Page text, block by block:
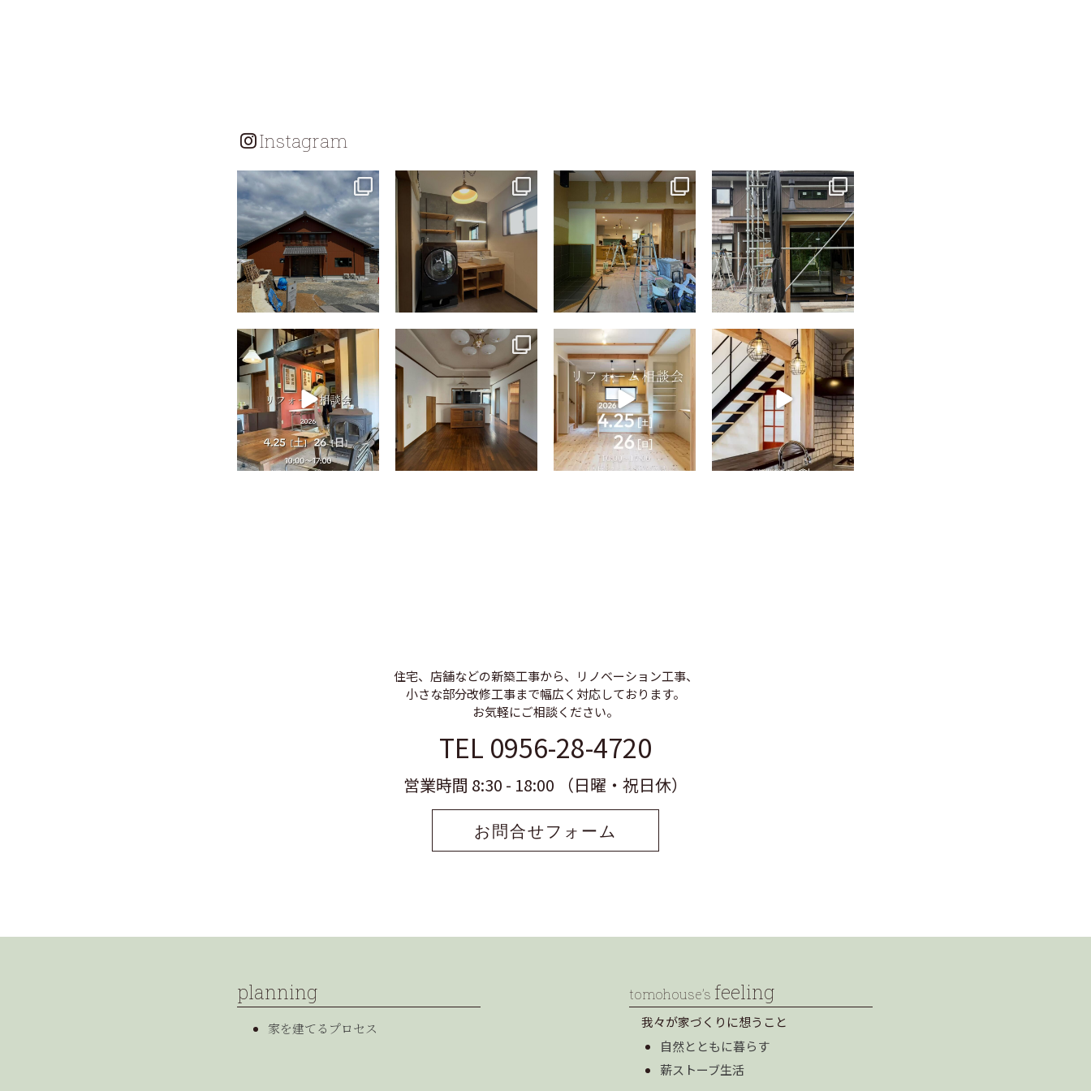
Instagram
tomohouseinc
tomohouseinc
7月 13
tomohouseinc
tomohouseinc
6月 3
tomohouseinc
4月 25
tomohouseinc
4月 9
tomohouseinc
4月 2
tomohouseinc
2月 28
住宅、店舗などの新築工事から、リノベーション工事、
小さな部分改修工事まで幅広く対応しております。
お気軽にご相談ください。
TEL 0956-28-4720
営業時間 8:30 - 18:00 （日曜・祝日休）
お問合せフォーム
planning
家を建てるプロセス
tomohouse’s feeling
我々が家づくりに想うこと
自然とともに暮らす
薪ストーブ生活